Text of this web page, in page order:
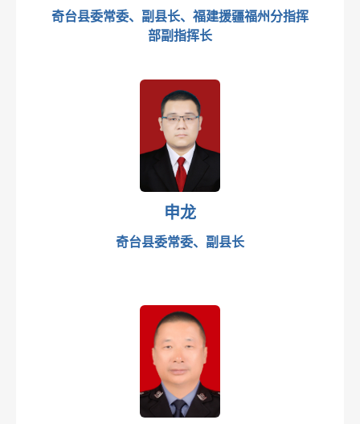
奇台县委常委、副县长、福建援疆福州分指挥
部副指挥长
申龙
奇台县委常委、副县长